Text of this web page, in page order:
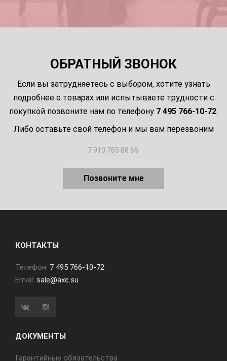
ОБРАТНЫЙ ЗВОНОК
Если вы затрудняетесь с выбором, хотите узнать
подробнее о товарах или испытываете трудности с
покупкой позвоните нам по телефону 7 495 766-10-72.
Либо оставьте свой телефон и мы вам перезвоним
Позвоните мне
КОНТАКТЫ
Телефон: 7 495 766-10-72
Email: sale@axc.su
ДОКУМЕНТЫ
Гарантийные обязательства